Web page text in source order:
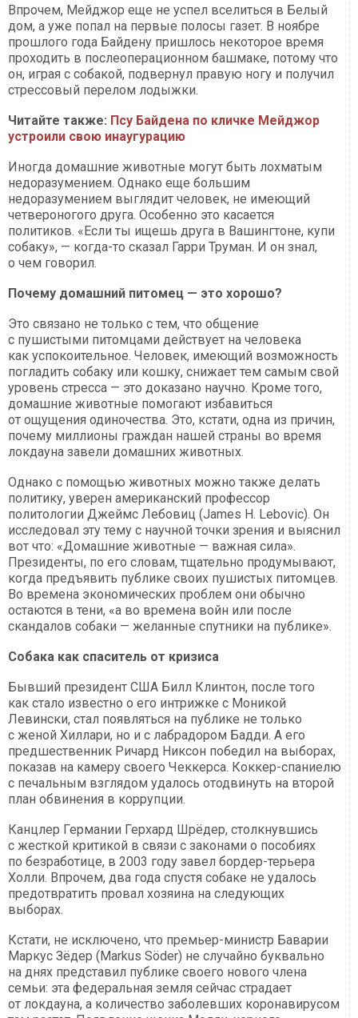
Впрочем, Мейджор еще не успел вселиться в Белый
дом, а уже попал на первые полосы газет. В ноябре
прошлого года Байдену пришлось некоторое время
проходить в послеоперационном башмаке, потому что
он, играя с собакой, подвернул правую ногу и получил
стрессовый перелом лодыжки.
Читайте также: Псу Байдена по кличке Мейджор
устроили свою инаугурацию
Иногда домашние животные могут быть лохматым
недоразумением. Однако еще большим
недоразумением выглядит человек, не имеющий
четвероногого друга. Особенно это касается
политиков. «Если ты ищешь друга в Вашингтоне, купи
собаку», — когда-то сказал Гарри Труман. И он знал,
о чем говорил.
Почему домашний питомец — это хорошо?
Это связано не только с тем, что общение
с пушистыми питомцами действует на человека
как успокоительное. Человек, имеющий возможность
погладить собаку или кошку, снижает тем самым свой
уровень стресса — это доказано научно. Кроме того,
домашние животные помогают избавиться
от ощущения одиночества. Это, кстати, одна из причин,
почему миллионы граждан нашей страны во время
локдауна завели домашних животных.
Однако с помощью животных можно также делать
политику, уверен американский профессор
политологии Джеймс Лебовиц (James H. Lebovic). Он
исследовал эту тему с научной точки зрения и выяснил
вот что: «Домашние животные — важная сила».
Президенты, по его словам, тщательно продумывают,
когда предъявить публике своих пушистых питомцев.
Во времена экономических проблем они обычно
остаются в тени, «а во времена войн или после
скандалов собаки — желанные спутники на публике».
Собака как спаситель от кризиса
Бывший президент США Билл Клинтон, после того
как стало известно о его интрижке с Моникой
Левински, стал появляться на публике не только
с женой Хиллари, но и с лабрадором Бадди. А его
предшественник Ричард Никсон победил на выборах,
показав на камеру своего Чеккерса. Коккер-спаниелю
с печальным взглядом удалось отодвинуть на второй
план обвинения в коррупции.
Канцлер Германии Герхард Шрёдер, столкнувшись
с жесткой критикой в связи с законами о пособиях
по безработице, в 2003 году завел бордер-терьера
Холли. Впрочем, два года спустя собаке не удалось
предотвратить провал хозяина на следующих
выборах.
Кстати, не исключено, что премьер-министр Баварии
Маркус Зёдер (Markus Söder) не случайно буквально
на днях представил публике своего нового члена
семьи: эта федеральная земля сейчас страдает
от локдауна, а количество заболевших коронавирусом